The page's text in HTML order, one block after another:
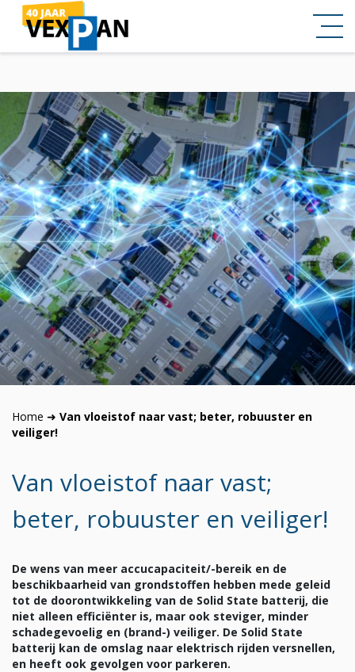
Home ➜ Van vloeistof naar vast; beter, robuuster en
veiliger!
Van vloeistof naar vast;
beter, robuuster en veiliger!
De wens van meer accucapaciteit/-bereik en de
beschikbaarheid van grondstoffen hebben mede geleid
tot de doorontwikkeling van de Solid State batterij, die
niet alleen efficiënter is, maar ook steviger, minder
schadegevoelig en (brand-) veiliger. De Solid State
batterij kan de omslag naar elektrisch rijden versnellen,
en heeft ook gevolgen voor parkeren.